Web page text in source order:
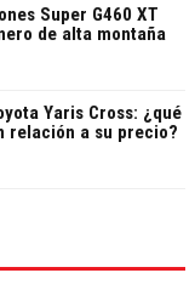
Super G460 XT
de alta montaña
Yaris Cross: ¿qué
relación a su precio?